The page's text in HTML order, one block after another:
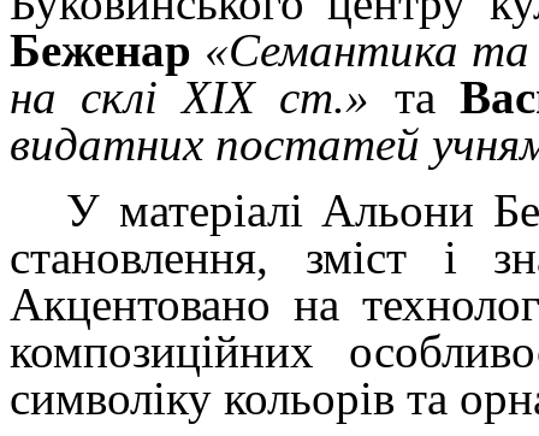
Беженар «Семантика та
на склі ХІХ ст.» та
видатних постатей
У матеріалі Альони
становлення, зміст і
Акцентовано на
композиційних
символіку кольорів та